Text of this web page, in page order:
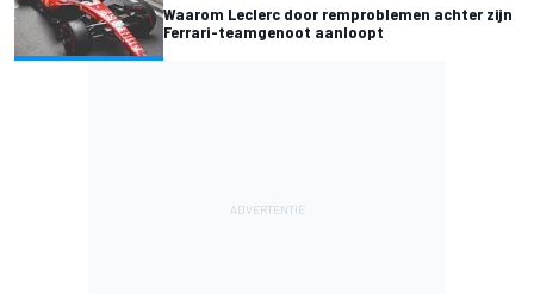
Waarom Leclerc door remproblemen achter zijn
Ferrari-teamgenoot aanloopt